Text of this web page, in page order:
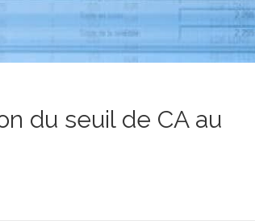
du seuil de CA au